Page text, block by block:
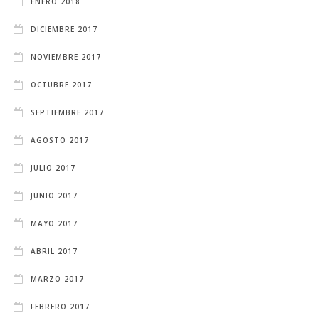
DICIEMBRE 2017
NOVIEMBRE 2017
OCTUBRE 2017
SEPTIEMBRE 2017
AGOSTO 2017
JULIO 2017
JUNIO 2017
MAYO 2017
ABRIL 2017
MARZO 2017
FEBRERO 2017